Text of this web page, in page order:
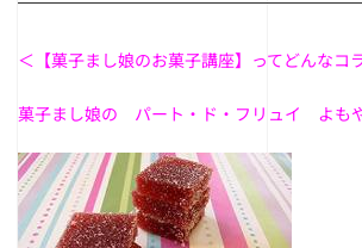
＜【菓子まし娘のお菓子講座】ってどんなコ
菓子まし娘の パート・ド・フリュイ よも